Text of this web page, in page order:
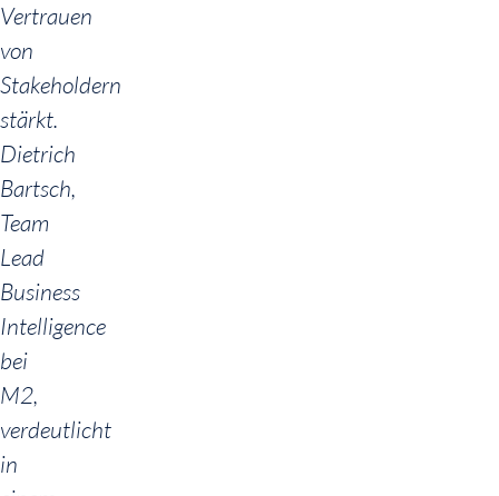
Vertrauen
von
Stakeholdern
stärkt.
Dietrich
Bartsch,
Team
Lead
Business
Intelligence
bei
M2,
verdeutlicht
in